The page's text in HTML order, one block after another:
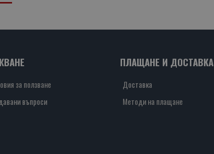
за ползване
въпроси
ПЛАЩАНЕ И ДОСТАВКА
Доставка
Методи на плащане